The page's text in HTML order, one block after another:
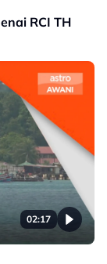
RCI TH
02:17